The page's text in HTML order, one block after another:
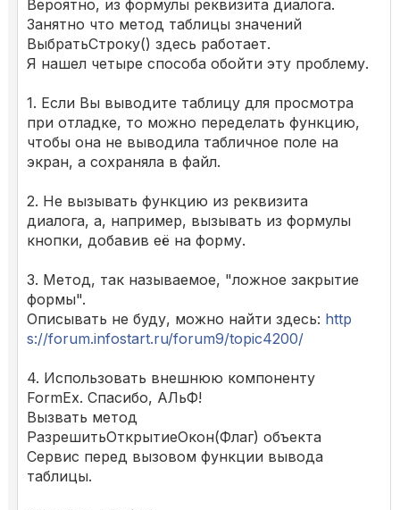
Вероятно, из формулы реквизита диалога.
Занятно что метод таблицы значений
ВыбратьСтроку() здесь работает.
Я нашел четыре способа обойти эту проблему.
1. Если Вы выводите таблицу для просмотра
при отладке, то можно переделать функцию,
чтобы она не выводила табличное поле на
экран, а сохраняла в файл.
2. Не вызывать функцию из реквизита
диалога, а, например, вызывать из формулы
кнопки, добавив её на форму.
3. Метод, так называемое, "ложное закрытие
формы".
Описывать не буду, можно найти здесь: http
s://forum.infostart.ru/forum9/topic4200/
4. Использовать внешнюю компоненту
FormEx. Спасибо, АЛьФ!
Вызвать метод
РазрешитьОткрытиеОкон(Флаг) объекта
Сервис перед вызовом функции вывода
таблицы.